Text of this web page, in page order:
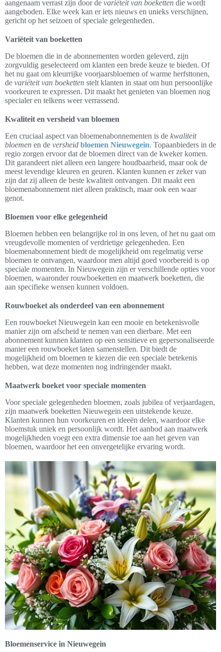
aangenaam verrast zijn door de variëteit van boeketten die wordt
aangeboden. Elke week kan er iets nieuws en unieks verschijnen,
gericht op het seizoen of speciale gelegenheden.
Variëteit van boeketten
De bloemen die in de abonnementen worden geleverd, zijn
zorgvuldig geselecteerd om klanten een brede keuze te bieden. Of
het nu gaat om kleurrijke voorjaarsbloemen of warme herfsttonen,
de variëteit van boeketten stelt klanten in staat om hun persoonlijke
voorkeuren te expressen. Dit maakt het genieten van bloemen nog
specialer en telkens weer verrassend.
Kwaliteit en versheid van bloemen
Een cruciaal aspect van bloemenabonnementen is de kwaliteit
bloemen en de versheid bloemen Nieuwegein. Topaanbieders in de
regio zorgen ervoor dat de bloemen direct van de kweker komen.
Dit garandeert niet alleen een langere houdbaarheid, maar ook de
meest levendige kleuren en geuren. Klanten kunnen er zeker van
zijn dat zij alleen de beste kwaliteit ontvangen. Dit maakt een
bloemenabonnement niet alleen praktisch, maar ook een waar
genot.
Bloemen voor elke gelegenheid
Bloemen hebben een belangrijke rol in ons leven, of het nu gaat om
vreugdevolle momenten of verdrietige gelegenheden. Een
bloemenabonnement biedt de mogelijkheid om regelmatig verse
bloemen te ontvangen, waardoor men altijd goed voorbereid is op
speciale momenten. In Nieuwegein zijn er verschillende opties voor
bloemen, waaronder rouwboeketten en maatwerk boeketten, die
aan specifieke wensen kunnen voldoen.
Rouwboeket als onderdeel van een abonnement
Een rouwboeket Nieuwegein kan een mooie en betekenisvolle
manier zijn om afscheid te nemen van een dierbare. Met een
abonnement kunnen klanten op een sensitieve en gepersonaliseerde
manier een rouwboeket laten samenstellen. Dit biedt de
mogelijkheid om bloemen te kiezen die een speciale betekenis
hebben, wat deze momenten nog indringender maakt.
Maatwerk boeket voor speciale momenten
Voor speciale gelegenheden bloemen, zoals jubilea of verjaardagen,
zijn maatwerk boeketten Nieuwegein een uitstekende keuze.
Klanten kunnen hun voorkeuren en ideeën delen, waardoor elke
bloemstuk uniek en persoonlijk wordt. Het aanbod aan maatwerk
mogelijkheden voegt een extra dimensie toe aan het geven van
bloemen, waardoor het een onvergetelijke ervaring wordt.
Bloemenservice in Nieuwegein